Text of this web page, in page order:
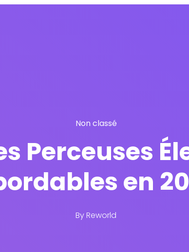
Non classé
Perceuses
en
ByReworld